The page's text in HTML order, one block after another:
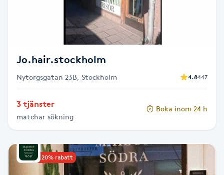
Gruppträning
Gua Sha-massage
Jo.hair.stockholm
Nytorgsgatan 23B, Stockholm 4.8447
3 tjänster
matchar sökning
Boka inom 24 h
Upp till 20% rabatt